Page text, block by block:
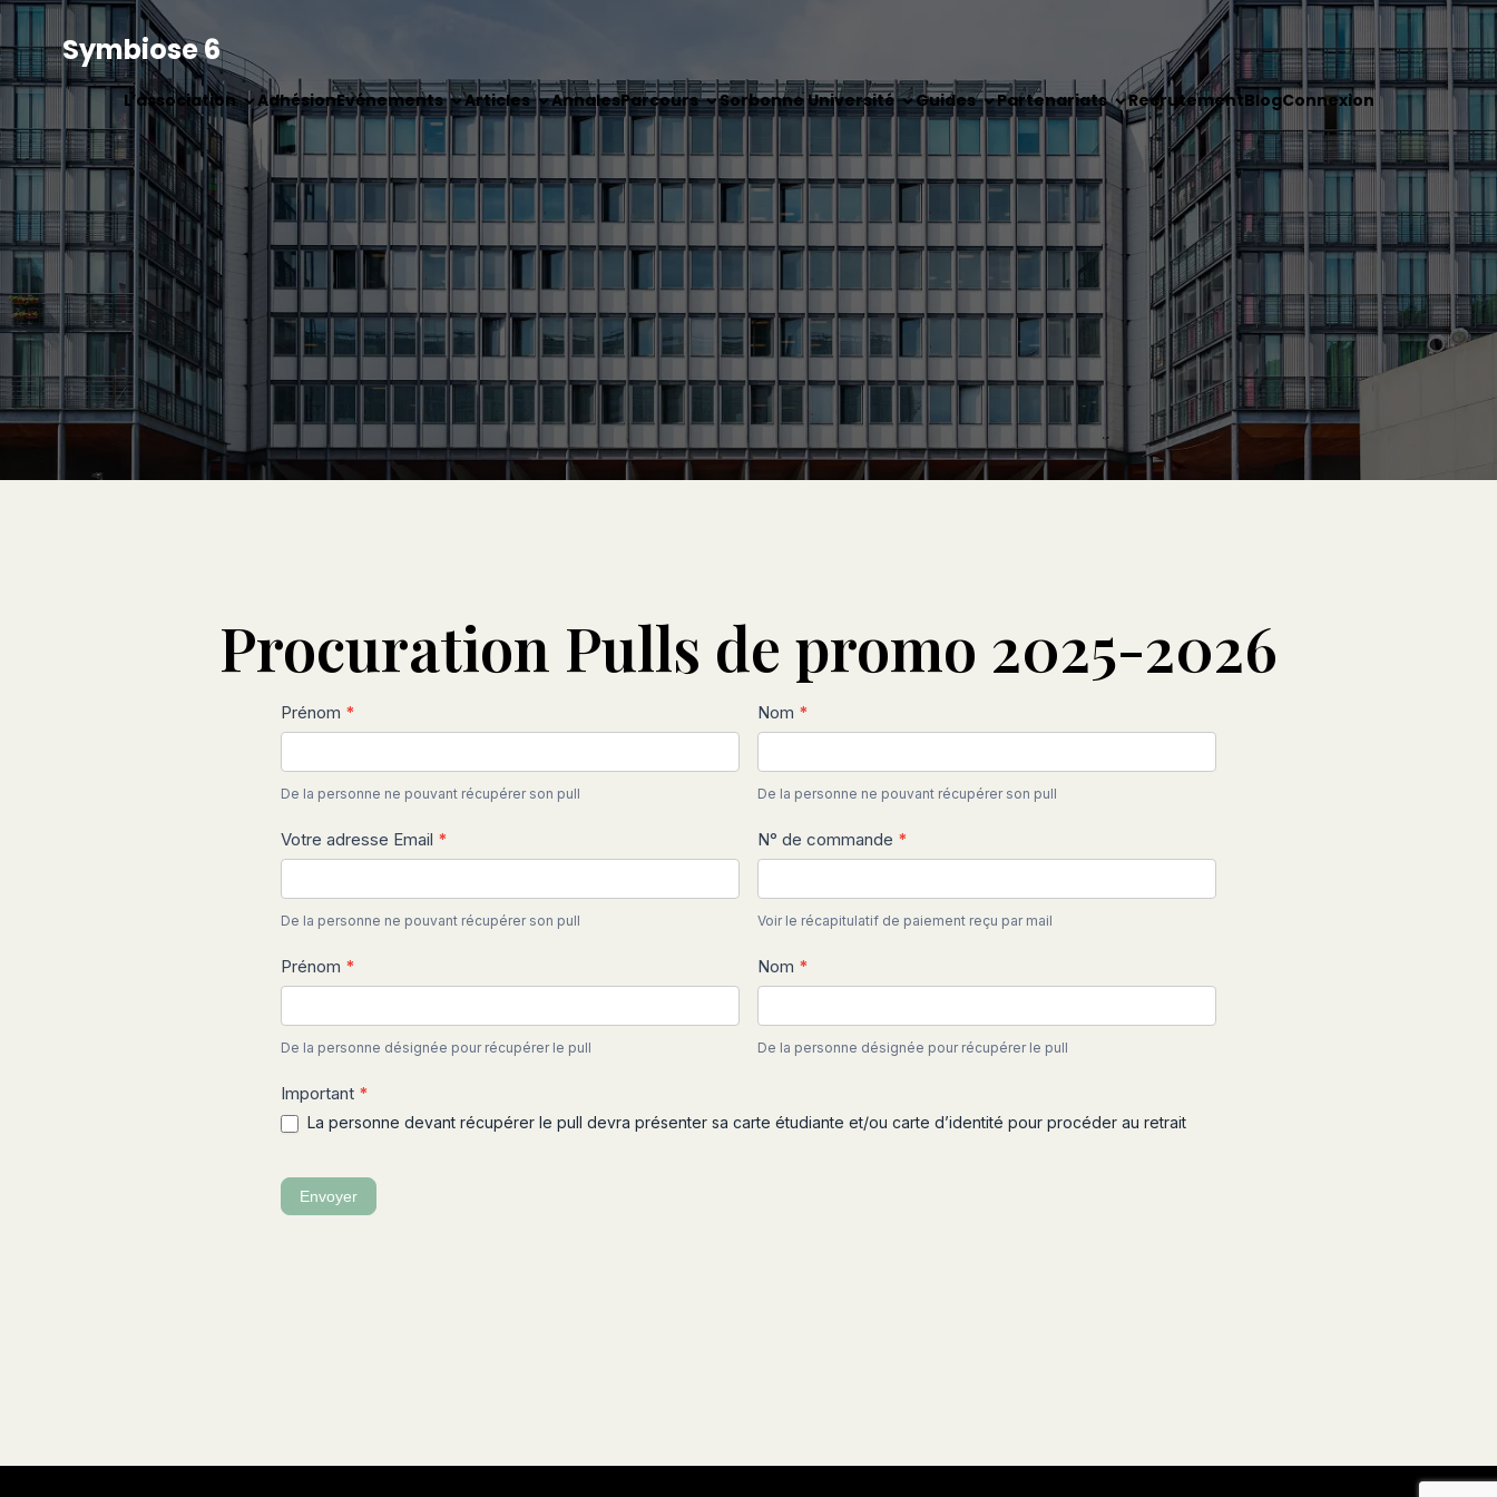
Symbiose 6
L’association AdhésionEvénements Articles AnnalesParcours Sorbonne Université Guides Partenariats RecrutementBlogConnexion
Procuration Pulls de promo 2025-2026
Procuration
2025-
2026
Prénom *
De la personne ne pouvant récupérer son pull
Nom *
De la personne ne pouvant récupérer son pull
Votre adresse Email *
De la personne ne pouvant récupérer son pull
N° de commande *
Voir le récapitulatif de paiement reçu par mail
Prénom *
De la personne désignée pour récupérer le pull
Nom *
De la personne désignée pour récupérer le pull
Important *
La personne devant récupérer le pull devra présenter sa carte étudiante et/ou carte d’identité pour procéder au retrait
Envoyer